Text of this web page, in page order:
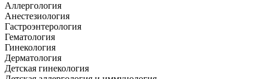
Аллергология
Анестезиология
Гастроэнтерология
Гематология
Гинекология
Дерматология
Детская гинекология